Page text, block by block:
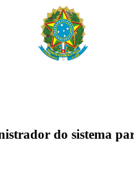
do sistema